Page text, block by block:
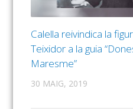
Calella reivindica la
Teixidor a la guia
Maresme”
30 MAIG, 2019